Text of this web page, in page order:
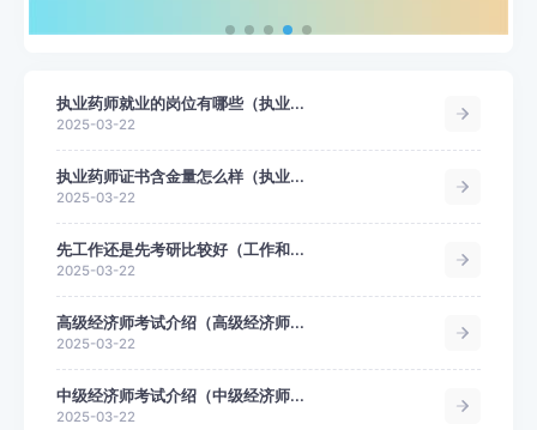
执业药师就业的岗位有哪些（执业...
2025-03-22
执业药师证书含金量怎么样（执业...
2025-03-22
先工作还是先考研比较好（工作和...
2025-03-22
高级经济师考试介绍（高级经济师...
2025-03-22
中级经济师考试介绍（中级经济师...
2025-03-22